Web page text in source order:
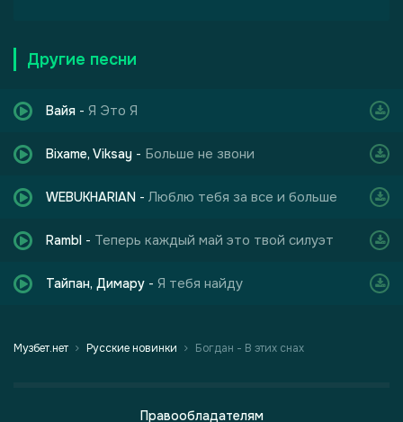
Другие песни
Вайя - Я Это Я
Bixame, Viksay - Больше не звони
WEBUKHARIAN - Люблю тебя за все и больше
Rambl - Теперь каждый май это твой силуэт
Тайпан, Димару - Я тебя найду
Музбет.нет Русские новинки Богдан - В этих снах
Правообладателям